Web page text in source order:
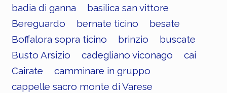
badia di ganna
basilica san vittore
Bereguardo
bernate ticino
besate
Boffalora sopra ticino
brinzio
buscate
Busto Arsizio
cadegliano viconago
cai
Cairate
camminare in gruppo
cappelle sacro monte di Varese